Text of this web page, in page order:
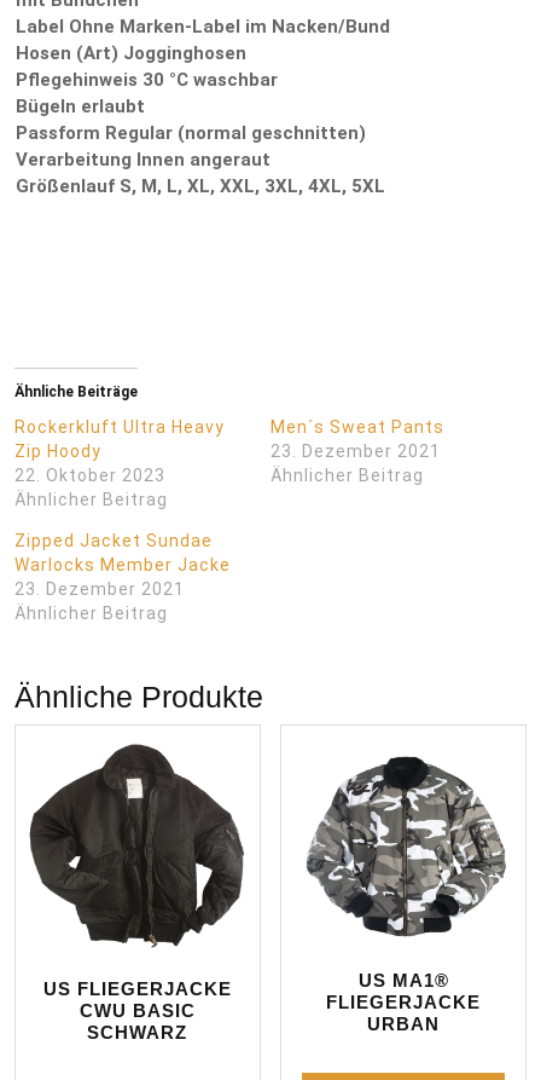
Label Ohne Marken-Label im Nacken/Bund
Hosen (Art) Jogginghosen
Pflegehinweis 30 °C waschbar
Bügeln erlaubt
Passform Regular (normal geschnitten)
Verarbeitung Innen angeraut
Größenlauf S, M, L, XL, XXL, 3XL, 4XL, 5XL
Ähnliche Beiträge
Rockerkluft Ultra Heavy
Zip Hoody
22. Oktober 2023
Ähnlicher Beitrag
Men´s Sweat Pants
23. Dezember 2021
Ähnlicher Beitrag
Zipped Jacket Sundae
Warlocks Member Jacke
23. Dezember 2021
Ähnlicher Beitrag
Ähnliche Produkte
US FLIEGERJACKE
CWU BASIC
SCHWARZ
US MA1®
FLIEGERJACKE
URBAN